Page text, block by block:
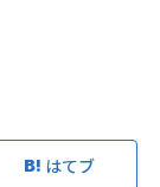
はてブ